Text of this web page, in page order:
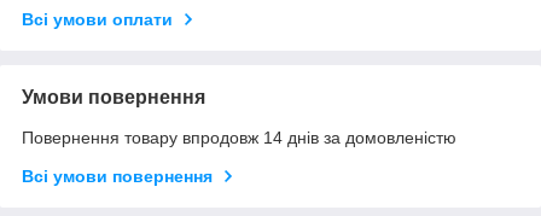
Всі умови оплати
Умови повернення
Повернення товару впродовж 14 днів за домовленістю
Всі умови повернення